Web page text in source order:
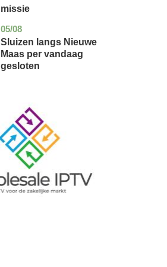
missie
05/08
zuid-
holland
nieuws
Sluizen langs Nieuwe
Maas per vandaag
gesloten